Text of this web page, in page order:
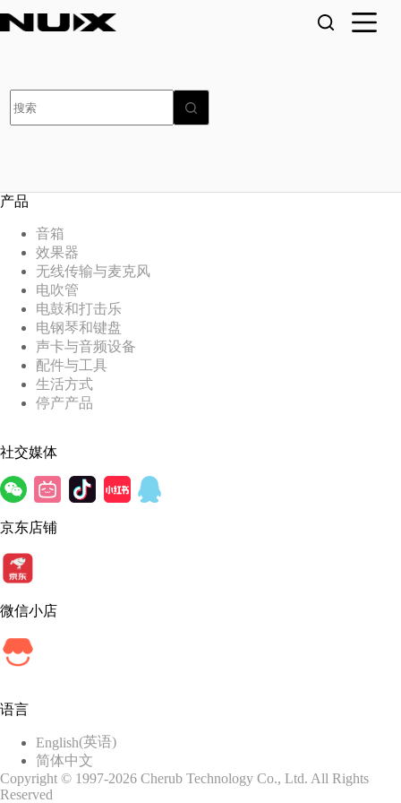
至
结
产品
音箱
效果器
无线传输与麦克风
电吹管
电鼓和打击乐
电钢琴和键盘
声卡与音频设备
配件与工具
生活方式
停产产品
社交媒体
京东店铺
微信小店
语言
English(英语)
简体中文
Copyright © 1997-2026 Cherub Technology Co., Ltd. All Rights
Reserved